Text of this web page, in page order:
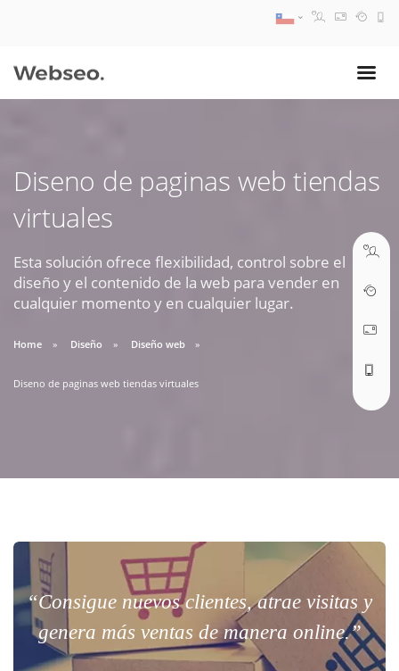
Diseno de paginas web tiendas
virtuales
Esta solución ofrece flexibilidad, control sobre el
diseño y el contenido de la web para vender en
cualquier momento y en cualquier lugar.
Home Diseño Diseño web
Diseno de paginas web tiendas virtuales
“Consigue nuevos clientes, atrae visitas y
genera más ventas de manera online.”
09:30 AM A 18:30 PM
ABRIR TICKET